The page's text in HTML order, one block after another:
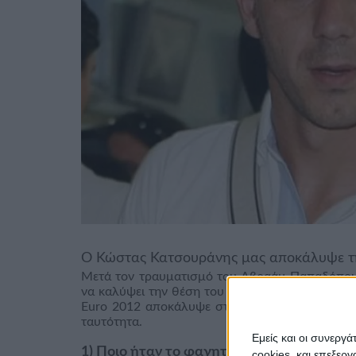
Εμείς και οι
Ο Κώστας Κατσουράνης μας αποκάλυψε
Μετά τον τραυματισμό του Αβραάμ
να καλύψει την θέση του στόπερ στο κρίσιμο
Euro 2012 αποκάλυψε στη διαιτολόγο –
ταυτότητα.
1) Ποιο ήταν το φαγητό που δεν ήθελες